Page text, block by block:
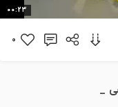
00:23
0
_